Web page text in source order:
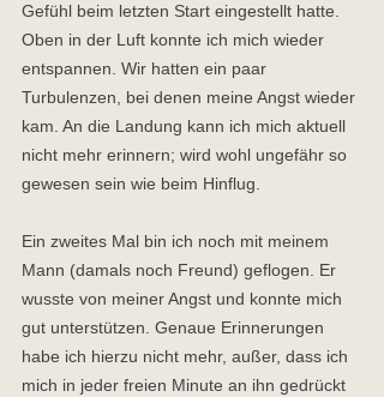
Gefühl beim letzten Start eingestellt hatte.
Oben in der Luft konnte ich mich wieder
entspannen. Wir hatten ein paar
Turbulenzen, bei denen meine Angst wieder
kam. An die Landung kann ich mich aktuell
nicht mehr erinnern; wird wohl ungefähr so
gewesen sein wie beim Hinflug.
Ein zweites Mal bin ich noch mit meinem
Mann (damals noch Freund) geflogen. Er
wusste von meiner Angst und konnte mich
gut unterstützen. Genaue Erinnerungen
habe ich hierzu nicht mehr, außer, dass ich
mich in jeder freien Minute an ihn gedrückt